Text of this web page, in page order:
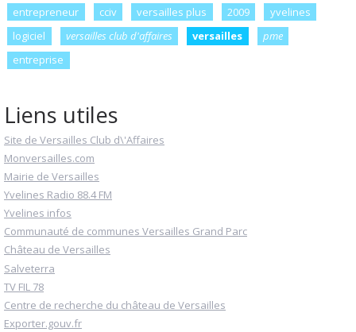
entrepreneur cciv versailles plus 2009
yvelines
logiciel
versailles club d'affaires versailles
pme
entreprise
Liens utiles
Site de Versailles Club d\'Affaires
Monversailles.com
Mairie de Versailles
Yvelines Radio 88.4 FM
Yvelines infos
Communauté de communes Versailles Grand Parc
Château de Versailles
Salveterra
TV FIL 78
Centre de recherche du château de Versailles
Exporter.gouv.fr